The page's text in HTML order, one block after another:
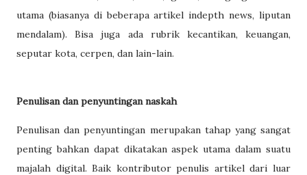
utama (biasanya di beberapa artikel indepth news, liputan
mendalam). Bisa juga ada rubrik kecantikan, keuangan,
seputar kota, cerpen, dan lain-lain.
Penulisan dan penyuntingan naskah
Penulisan dan penyuntingan merupakan tahap yang sangat
penting bahkan dapat dikatakan aspek utama dalam suatu
majalah digital. Baik kontributor penulis artikel dari luar